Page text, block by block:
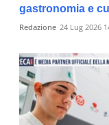
gastronomia e
Redazione 24 Lug 2026